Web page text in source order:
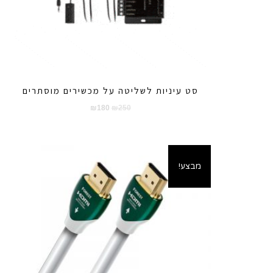
סט עיניות לשליטה על מכשירים מוסתרים
₪250
המחיר
₪ 180
מבצע!